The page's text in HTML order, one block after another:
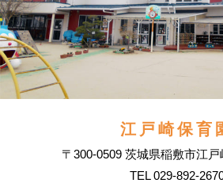
江戸崎保育
〒300-0509 茨城県稲敷市江
TEL 029-892-